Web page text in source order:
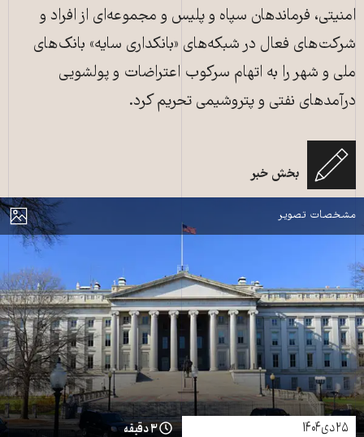
امنیتی، فرماندهان سپاه و پلیس و مجموعه‌ای از افراد و
شرکت‌های فعال در شبکه‌های «بانکداری سایه» بانک‌های
ملی و شهر را به اتهام سرکوب اعتراضات و پولشویی
درآمدهای نفتی و پتروشیمی تحریم کرد.
بخش خبر
نمایش
مشخصات تصویر
وزارت خزانه‌داری آمریکا ـ عکس از shutterstock
۲۵ دی ۱۴۰۴ ۳ دقیقه